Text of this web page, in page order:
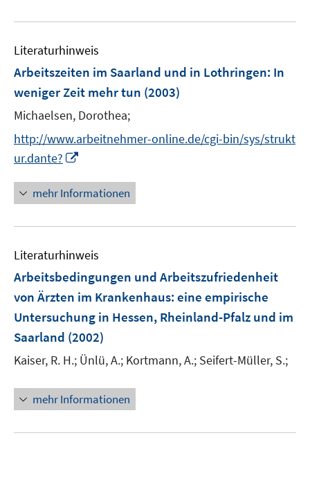
e
Literaturhinweis
Arbeitszeiten im Saarland und in Lothringen: In
weniger Zeit mehr tun (2003)
Michaelsen, Dorothea;
http://www.arbeitnehmer-online.de/cgi-bin/sys/strukt
ur.dante?
n
e
u
m
F
e
n
s
t
e
ö
f
n
mehr Informationen
Literaturhinweis
Arbeitsbedingungen und Arbeitszufriedenheit
von Ärzten im Krankenhaus: eine empirische
Untersuchung in Hessen, Rheinland-Pfalz und im
Saarland (2002)
Kaiser, R. H.; Ünlü, A.; Kortmann, A.; Seifert-Müller, S.;
mehr Informationen